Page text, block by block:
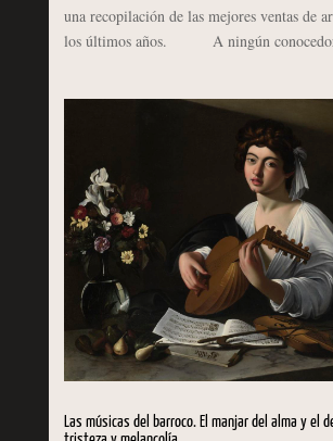
una recopilación de las mejores ventas de
los últimos años. A ningún conocedor
Las músicas del barroco. El manjar del alma y el